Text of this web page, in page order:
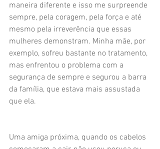
maneira diferente e isso me surpreende
sempre, pela coragem, pela força e até
mesmo pela irreverência que essas
mulheres demonstram. Minha mãe, por
exemplo, sofreu bastante no tratamento,
mas enfrentou o problema com a
segurança de sempre e segurou a barra
da família, que estava mais assustada
que ela.
Uma amiga próxima, quando os cabelos